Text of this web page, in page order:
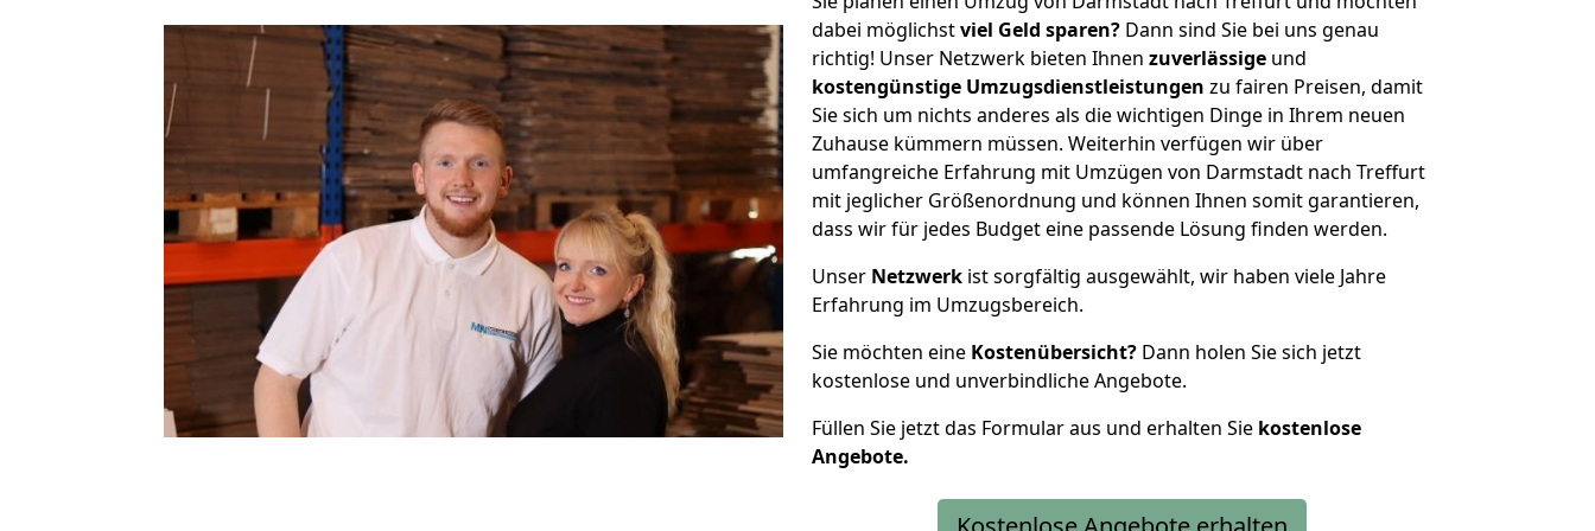
dabei möglichstviel Geld sparen? Dann sind Sie bei uns genau
richtig! Unser Netzwerk bieten Ihnen zuverlässige und
kostengünstige Umzugsdienstleistungen zu fairen Preisen, damit
Sie sich um nichts anderes als die wichtigen Dinge in Ihrem neuen
Zuhause kümmern müssen. Weiterhin verfügen wir über
umfangreiche Erfahrung mit Umzügen von Darmstadt nach Treffurt
mit jeglicher Größenordnung und können Ihnen somit garantieren,
dass wir für jedes Budget eine passende Lösung finden werden.
Unser Netzwerk ist sorgfältig ausgewählt, wir haben viele Jahre
Erfahrung im Umzugsbereich.
Sie möchten eine Kostenübersicht? Dann holen Sie sich jetzt
kostenlose und unverbindliche Angebote.
Füllen Sie jetzt das Formular aus und erhalten Sie kostenlose
Angebote.